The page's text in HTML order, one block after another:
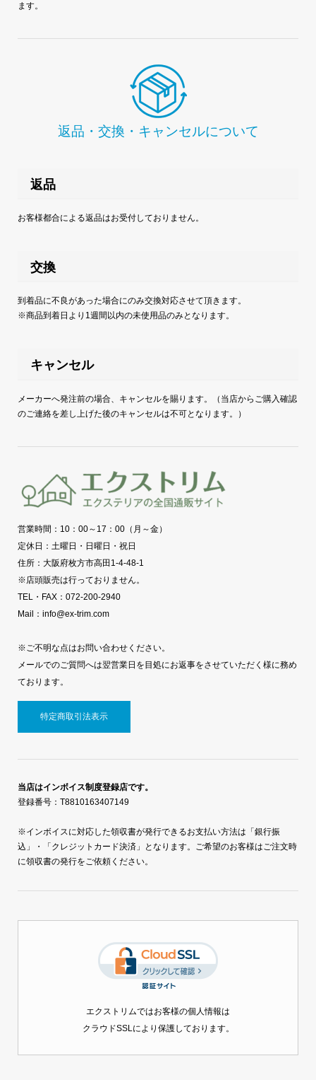
ます。
返品・交換・キャンセルについて
返品
お客様都合による返品はお受付しておりません。
交換
到着品に不良があった場合にのみ交換対応させて頂きます。
※商品到着日より1週間以内の未使用品のみとなります。
キャンセル
メーカーへ発注前の場合、キャンセルを賜ります。（当店からご購入確認
のご連絡を差し上げた後のキャンセルは不可となります。）
営業時間：10：00～17：00（月～金）
定休日：土曜日・日曜日・祝日
住所：大阪府枚方市高田1-4-48-1
※店頭販売は行っておりません。
TEL・FAX：072-200-2940
Mail：info@ex-trim.com
※ご不明な点はお問い合わせください。
メールでのご質問へは翌営業日を目処にお返事をさせていただく様に務め
ております。
特定商取引法表示
当店はインボイス制度登録店です。
登録番号：T8810163407149
※インボイスに対応した領収書が発行できるお支払い方法は「銀行振
込」・「クレジットカード決済」となります。ご希望のお客様はご注文時
に領収書の発行をご依頼ください。
エクストリムではお客様の個人情報は
クラウドSSLにより保護しております。